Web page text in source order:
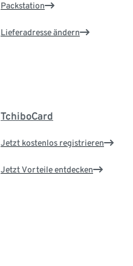
Packstation
Lieferadresse ändern
TchiboCard
Jetzt kostenlos registrieren
Jetzt Vorteile entdecken